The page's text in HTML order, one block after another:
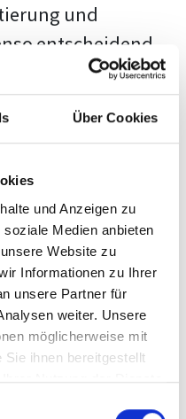
Über Cookies
und Anzeigen zu
Medien anbieten
Website zu
Informationen zu Ihrer
unsere Partner für
weiter. Unsere
möglicherweise mit
ihnen bereitgestellt
Nutzung der Dienste
und
entscheidend
Prüfer hat
unsere
dass sie dir
zeigt,
zu bieten.
das richtige
mit
dieses
deiner